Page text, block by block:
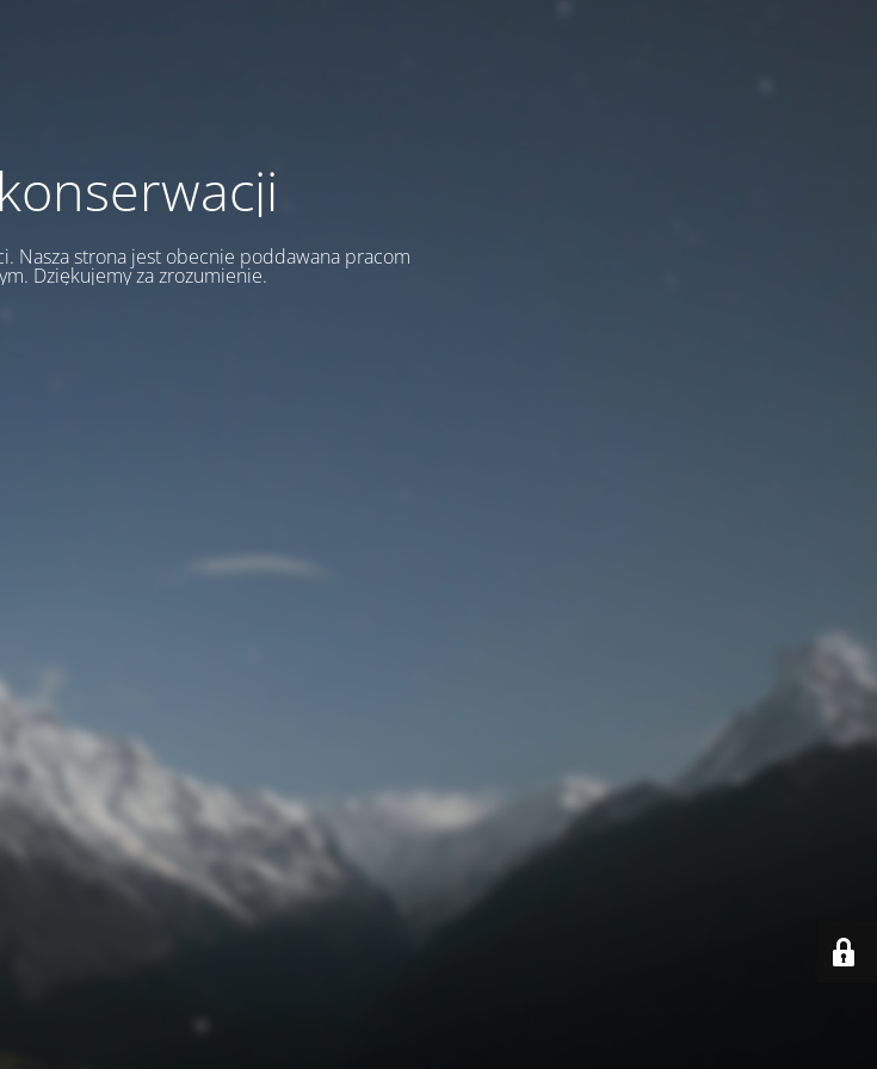
Nasza strona jest obecnie poddawana pracom
Dziękujemy za zrozumienie.